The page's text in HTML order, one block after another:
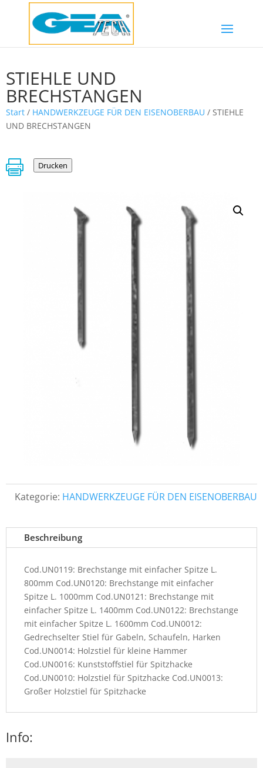
STIEHLE UND
BRECHSTANGEN
Start / HANDWERKZEUGE FÜR DEN EISENOBERBAU / STIEHLE
UND BRECHSTANGEN
 Drucken
Kategorie: HANDWERKZEUGE FÜR DEN EISENOBERBAU
Beschreibung
Cod.UN0119: Brechstange mit einfacher Spitze L.
800mm Cod.UN0120: Brechstange mit einfacher
Spitze L. 1000mm Cod.UN0121: Brechstange mit
einfacher Spitze L. 1400mm Cod.UN0122: Brechstange
mit einfacher Spitze L. 1600mm Cod.UN0012:
Gedrechselter Stiel für Gabeln, Schaufeln, Harken
Cod.UN0014: Holzstiel für kleine Hammer
Cod.UN0016: Kunststoffstiel für Spitzhacke
Cod.UN0010: Holzstiel für Spitzhacke Cod.UN0013:
Großer Holzstiel für Spitzhacke
Info: